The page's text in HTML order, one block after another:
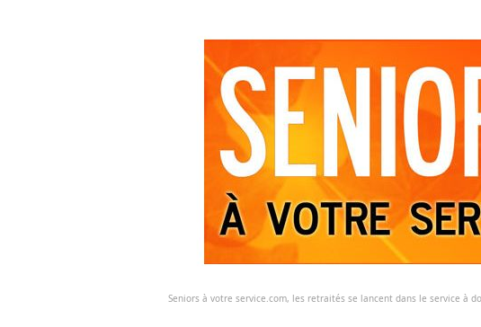
Seniors à votre service.com, les retraités se lancent dans le service à